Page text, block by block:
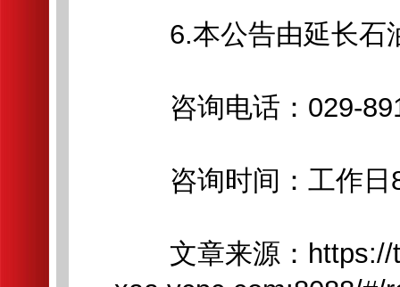
6.本公告由延长石
咨询电话：029-
咨询时间：工作日
文章来源：https://